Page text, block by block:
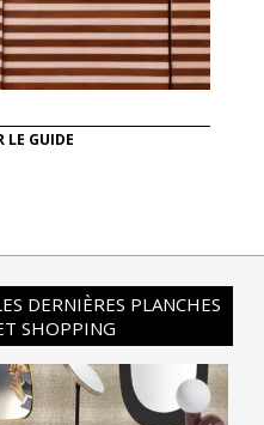
LE GUIDE
DERNIÈRES PLANCHES
SHOPPING